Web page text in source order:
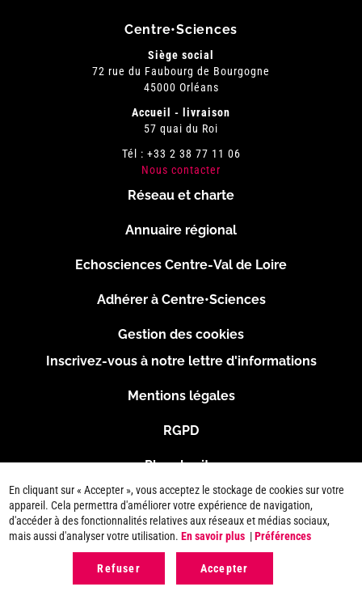
Centre•Sciences
Siège social
72 rue du Faubourg de Bourgogne
45000 Orléans
Accueil - livraison
57 quai du Roi
Tél : +33 2 38 77 11 06
Nous contacter
page
Réseau et charte
Annuaire régional
Echosciences Centre-Val de Loire
Adhérer à Centre•Sciences
Gestion des cookies
Inscrivez-vous à notre lettre d'informations
Mentions légales
RGPD
Plan du site
Connexion
En cliquant sur « Accepter », vous acceptez le stockage de cookies sur votre
appareil. Cela permettra d'améliorer votre expérience de navigation,
d'accéder à des fonctionnalités relatives aux réseaux et médias sociaux,
mais aussi d'analyser votre utilisation.En savoir plus |Préférences
Refuser Accepter